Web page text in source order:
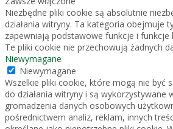
Niezbędne pliki cookie są absolutnie
działania witryny. Ta kategoria obejmuje
zapewniają podstawowe funkcje i funkcje
Te pliki cookie nie przechowują żadnych
Niewymagane
Niewymagane
Wszelkie pliki cookie, które mogą nie być
do działania witryny i są wykorzystywane
gromadzenia danych osobowych
pośrednictwem analiz, reklam, innych